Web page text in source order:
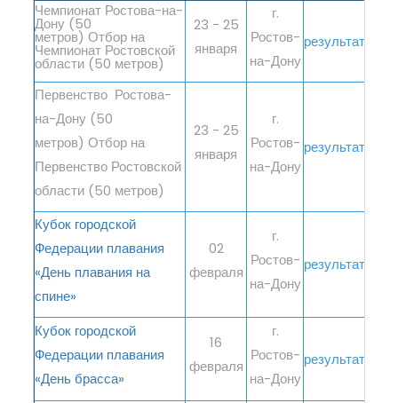
Чемпионат Ростова-на-
Дону (50
метров) Отбор на
Чемпионат Ростовской
области (50 метров)
23 - 25
января
г.
Ростов-
на-Дону
результаты
Первенство Ростова-
на-Дону (50
метров) Отбор на
Первенство Ростовской
области (50 метров)
23 - 25
января
г.
Ростов-
на-Дону
результаты
Кубок городской
Федерации плавания
«День плавания на
спине»
02
февраля
г.
Ростов-
на-Дону
результаты
Кубок городской
Федерации плавания
«День брасса»
16
февраля
г.
Ростов-
на-Дону
результаты